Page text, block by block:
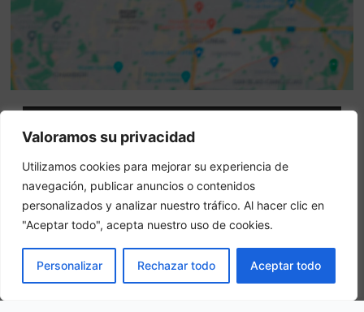
Valoramos su privacidad
Utilizamos cookies para mejorar su experiencia de
navegación, publicar anuncios o contenidos
personalizados y analizar nuestro tráfico. Al hacer clic en
"Aceptar todo", acepta nuestro uso de cookies.
Personalizar Rechazar todo Aceptar todo
Attenzione: questo non è un sito ufficiale. Questo sito
contiene informazioni sull hotel e offre un servizio di
prenotazione online.
Siete il proprietario di questo sito web?–
Altri hotel in città
PRENOTA